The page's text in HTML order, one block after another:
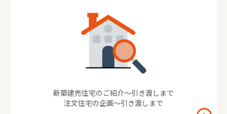
新築建売住宅のご紹介〜引き渡しまで
注文住宅の企画〜引き渡しまで